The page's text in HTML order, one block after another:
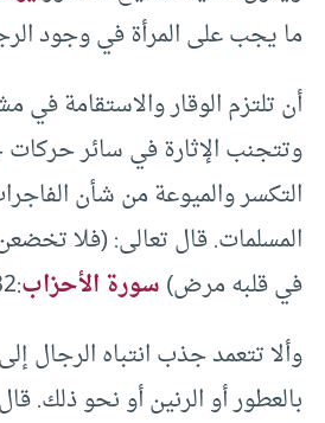
ما يجب على المرأة في وجود
أن تلتزم الوقار والاستقامة في
وتتجنب الإثارة في سائر
التكسر والميوعة من شأن
المسلمات. قال تعالى: (فلا
في قلبه مرض)سورة الأحزاب:32.
وألا تتعمد جذب انتباه الرجال
بالعطور أو الرنين أو نحو ذلك.